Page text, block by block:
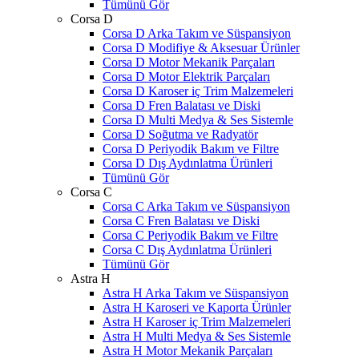
Tümünü Gör
Corsa D
Corsa D Arka Takım ve Süspansiyon
Corsa D Modifiye & Aksesuar Ürünler
Corsa D Motor Mekanik Parçaları
Corsa D Motor Elektrik Parçaları
Corsa D Karoser iç Trim Malzemeleri
Corsa D Fren Balatası ve Diski
Corsa D Multi Medya & Ses Sistemle
Corsa D Soğutma ve Radyatör
Corsa D Periyodik Bakım ve Filtre
Corsa D Dış Aydınlatma Ürünleri
Tümünü Gör
Corsa C
Corsa C Arka Takım ve Süspansiyon
Corsa C Fren Balatası ve Diski
Corsa C Periyodik Bakım ve Filtre
Corsa C Dış Aydınlatma Ürünleri
Tümünü Gör
Astra H
Astra H Arka Takım ve Süspansiyon
Astra H Karoseri ve Kaporta Ürünler
Astra H Karoser iç Trim Malzemeleri
Astra H Multi Medya & Ses Sistemle
Astra H Motor Mekanik Parçaları